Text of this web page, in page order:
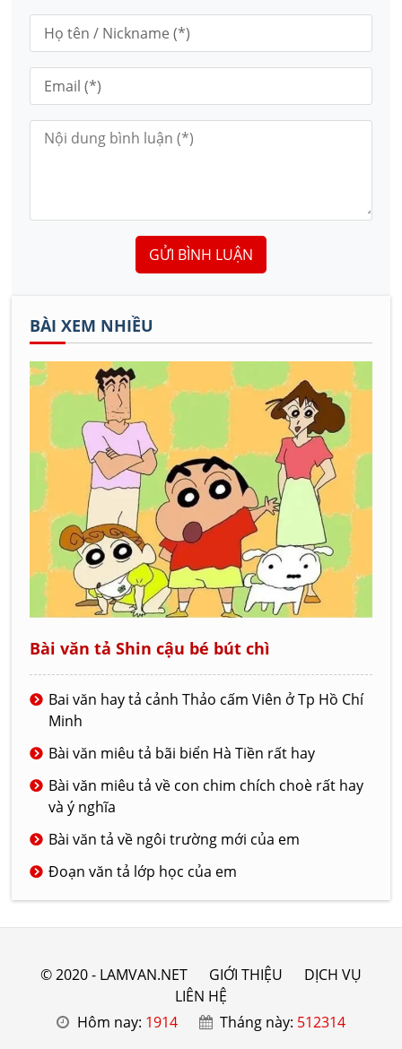
GỬI BÌNH LUẬN
BÀI XEM NHIỀU
Bài văn tả Shin cậu bé bút chì
Bai văn hay tả cảnh Thảo cấm Viên ở Tp Hồ Chí
Minh
Bài văn miêu tả bãi biển Hà Tiền rất hay
Bài văn miêu tả về con chim chích choè rất hay
và ý nghĩa
Bài văn tả về ngôi trường mới của em
Đoạn văn tả lớp học của em
© 2020 - LAMVAN.NET GIỚI THIỆU
DỊCH VỤ
LIÊN HỆ
Hôm nay: 1914 Tháng này: 512314